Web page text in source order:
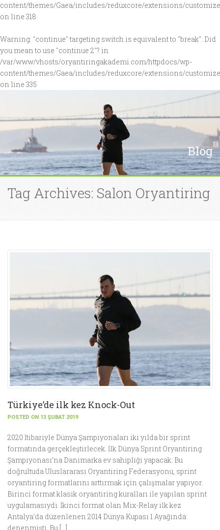
content/themes/Gaea/includes/reduxcore/extensions/
on line 318
Warning: "continue" targeting switch is equivalent to "break". Did
you mean to use "continue 2"? in
/var/www/vhosts/oryantiringakademi.com/httpdocs/wp-
content/themes/Gaea/includes/reduxcore/extensions/
on line 335
Blog
Tag Archives: Salon Oryantiring
Türkiye’de ilk kez Knock-Out
POSTED ON 13 ŞUBAT 2019
2020 İtibariyle Dünya Şampiyonaları iki yılda bir sprint
formatında gerçekleştirlecek. İlk Dünya Sprint Oryantiring
Şampiyonası’na Danimarka ev sahipliği yapacak. Bu
doğrultuda Uluslararası Oryantiring Federasyonu, sprint
oryantiring formatlarını arttırmak için çalışmalar yapıyor.
Birinci format klasik oryantiring kuralları ile yapılan sprint
uygulamasıydı. İkinci format olan Mix-Relay ilk kez
Antalya’da düzenlenen 2014 Dünya Kupası 1 Ayağında
denenmişti. Bu […]